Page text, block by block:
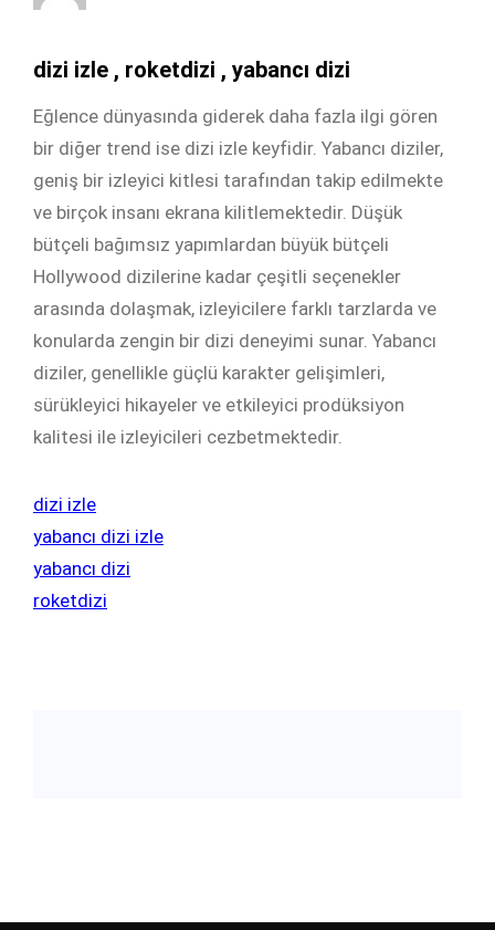
o
k
r
I
n
r
a
m
dizi izle , roketdizi , yabancı dizi
Eğlence dünyasında giderek daha fazla ilgi gören
bir diğer trend ise dizi izle keyfidir. Yabancı diziler,
geniş bir izleyici kitlesi tarafından takip edilmekte
ve birçok insanı ekrana kilitlemektedir. Düşük
bütçeli bağımsız yapımlardan büyük bütçeli
Hollywood dizilerine kadar çeşitli seçenekler
arasında dolaşmak, izleyicilere farklı tarzlarda ve
konularda zengin bir dizi deneyimi sunar. Yabancı
diziler, genellikle güçlü karakter gelişimleri,
sürükleyici hikayeler ve etkileyici prodüksiyon
kalitesi ile izleyicileri cezbetmektedir.
dizi izle
yabancı dizi izle
yabancı dizi
roketdizi